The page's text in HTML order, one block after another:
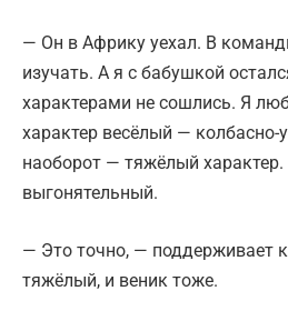
— Он в Африку уехал. В
изучать. А я с бабушкой
характерами не сошлись. Я
характер весёлый — колбасно-
наоборот — тяжёлый характер.
выгонятельный.
— Это точно, — поддерживает
тяжёлый, и веник тоже.